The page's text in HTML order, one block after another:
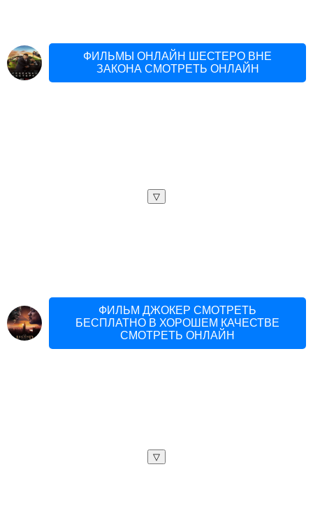
ФИЛЬМЫ ОНЛАЙН ШЕСТЕРО ВНЕ
ЗАКОНА СМОТРЕТЬ ОНЛАЙН
▽
ФИЛЬМ ДЖОКЕР СМОТРЕТЬ
БЕСПЛАТНО В ХОРОШЕМ КАЧЕСТВЕ
СМОТРЕТЬ ОНЛАЙН
▽